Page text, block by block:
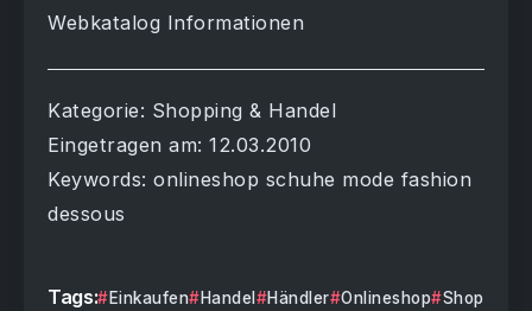
Webkatalog Informationen
Kategorie: Shopping & Handel
Eingetragen am: 12.03.2010
Keywords: onlineshop schuhe mode fashion
dessous
Tags: Einkaufen Handel Händler Onlineshop
Shop